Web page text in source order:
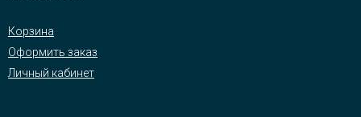
Корзина
Оформить заказ
Личный кабинет